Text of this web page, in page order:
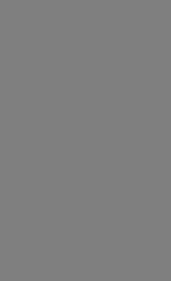
pestaña
una pestaña
en una
abre en una